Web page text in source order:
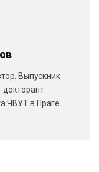
Выпускник
докторант
ЧВУТ в Праге.